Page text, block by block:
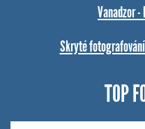
Vanadzor
Skryté
TOP